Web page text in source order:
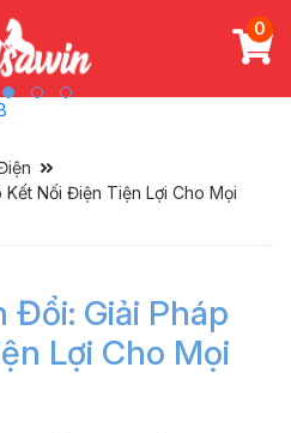
0
Nối Điện Tiện Lợi Cho Mọi
Đổi: Giải Pháp
Lợi Cho Mọi